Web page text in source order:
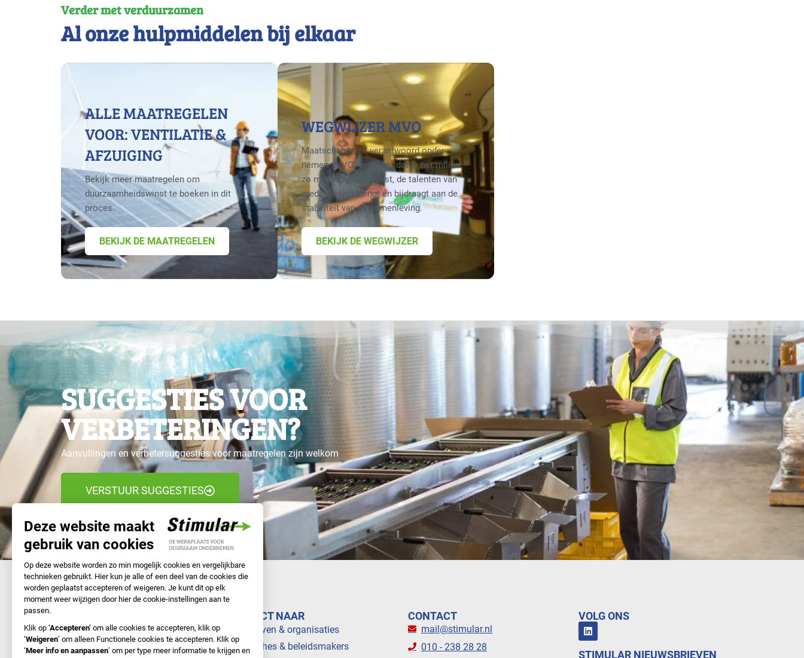
Verder met verduurzamen
Al onze hulpmiddelen bij elkaar
ALLE MAATREGELEN
VOOR: VENTILATIE &
AFZUIGING
Bekijk meer maatregelen om
duurzaamheidswinst te boeken in dit
proces.
BEKIJK DE MAATREGELEN
WEGWIJZER MVO
Maatschappelijk verantwoord onder­
nemen (MVO) betekent dat je het milieu
zo min mogelijk belast, de talenten van
medewerkers benut en bijdraagt aan de
stabiliteit van de samenleving.
BEKIJK DE WEGWIJZER
SUGGESTIES VOOR
VERBETERINGEN?
Aanvullingen en verbetersuggesties voor maatregelen zijn welkom
VERSTUUR SUGGESTIES
Samen met Stimular
Doe-het-zelf
DIRECT NAAR
Bedrijven & organisaties
Branches & beleidsmakers
CONTACT
mail@stimular.nl
010 - 238 28 28
VOLG ONS
STIMULAR NIEUWSBRIEVEN